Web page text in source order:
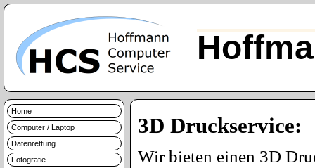
Home
Computer / Laptop
Datenrettung
Fotografie
3D Druckservice:
Wir bieten einen 3D